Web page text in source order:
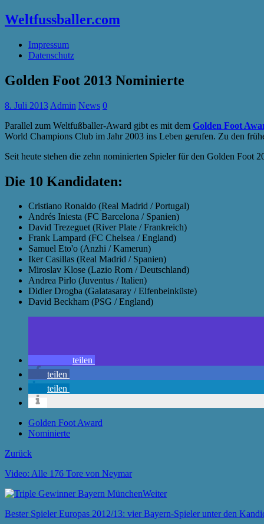
Weltfussballer.com
Impressum
Datenschutz
Golden Foot 2013 Nominierte
8. Juli 2013 Admin News 0
Parallel zum Weltfußballer-Award gibt es mit dem Golden Foot
World Champions Club im Jahr 2003 ins Leben gerufen. Zu den
Seit heute stehen die zehn nominierten Spieler für den Golden
Die 10 Kandidaten:
Cristiano Ronaldo (Real Madrid / Portugal)
Andrés Iniesta (FC Barcelona / Spanien)
David Trezeguet (River Plate / Frankreich)
Frank Lampard (FC Chelsea / England)
Samuel Eto'o (Anzhi / Kamerun)
Iker Casillas (Real Madrid / Spanien)
Miroslav Klose (Lazio Rom / Deutschland)
Andrea Pirlo (Juventus / Italien)
Didier Drogba (Galatasaray / Elfenbeinküste)
David Beckham (PSG / England)
teilen
teilen
teilen
Golden Foot Award
Nominierte
Zurück
Video: Alle 176 Tore von Neymar
Weiter
Bester Spieler Europas 2012/13: vier Bayern-Spieler unter den